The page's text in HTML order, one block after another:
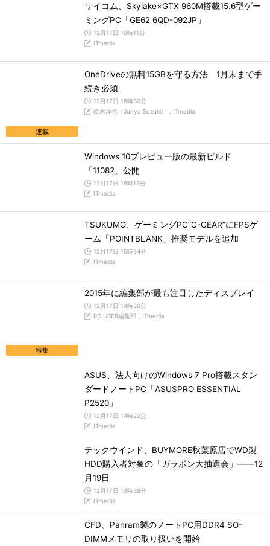
サイコム、Skylake×GTX 960M搭載15.6型ゲー
ミングPC「GE62 6QD-092JP」
12月17日 19時11分
ITmedia
連載
OneDriveの無料15GBを守る方法 1月末まで手
続き必須
12月17日 16時30分
鈴木淳也（Junya Suzuki），ITmedia
Windows 10プレビュー版の最新ビルド
「11082」公開
12月17日 16時13分
ITmedia
TSUKUMO、ゲーミングPC“G-GEAR”にFPSゲ
ーム「POINTBLANK」推奨モデルを追加
12月17日 15時54分
ITmedia
特集
2015年に編集部が最も注目したディスプレイ
12月17日 14時30分
PC USER編集部，ITmedia
ASUS、法人向けのWindows 7 Pro搭載スタン
ダードノートPC「ASUSPRO ESSENTIAL
P2520」
12月17日 14時23分
ITmedia
テックウインド、BUYMORE秋葉原店でWD製
HDD購入者対象の「ガラポン大抽選会」――12
月19日
12月17日 13時38分
ITmedia
CFD、Panram製のノートPC用DDR4 SO-
DIMMメモリの取り扱いを開始